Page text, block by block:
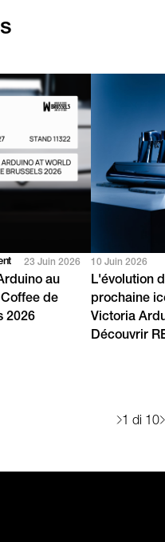
1 di 10
23 Juin 2026
au
de
2026
10 Juin 2026
L'évolution
prochaine
Victoria
Découvrir